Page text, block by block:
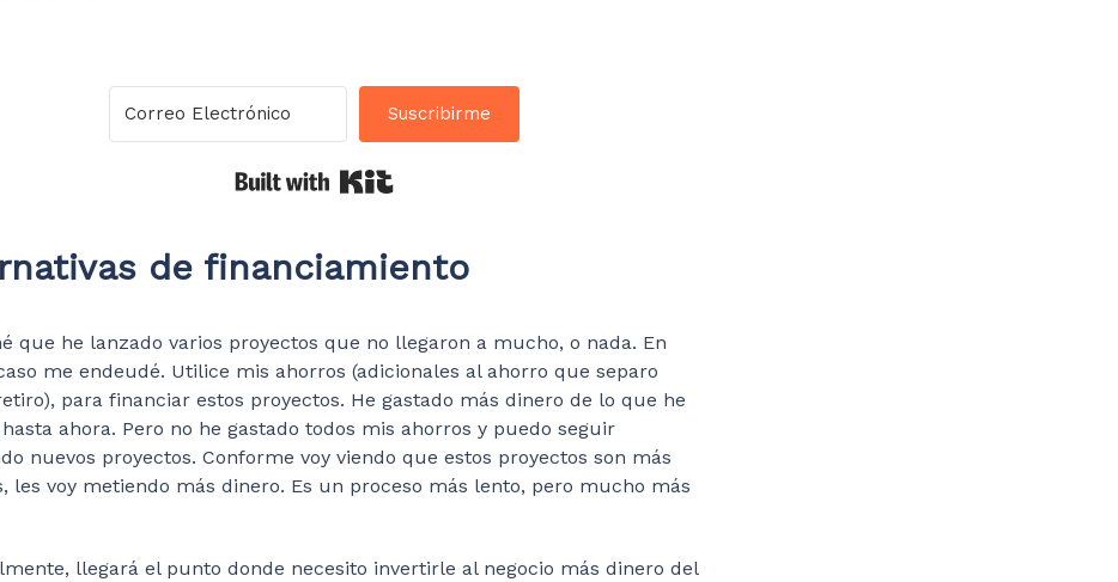
Suscribirme
de financiamiento
que he lanzado varios proyectos que no llegaron a mucho, o nada. En
me endeudé. Utilice mis ahorros (adicionales al ahorro que separo
para financiar estos proyectos. He gastado más dinero de lo que he
ahora. Pero no he gastado todos mis ahorros y puedo seguir
nuevos proyectos. Conforme voy viendo que estos proyectos son más
les voy metiendo más dinero. Es un proceso más lento, pero mucho más
llegará el punto donde necesito invertirle al negocio más dinero del